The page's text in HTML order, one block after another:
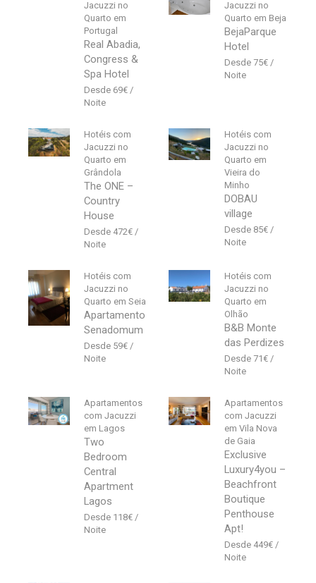
Jacuzzi no
Quarto em
Portugal
Real Abadia,
Congress &
Spa Hotel
69€
Jacuzzi no
Quarto em Beja
BejaParque
Hotel
75€
Hotéis com
Jacuzzi no
Quarto em
Grândola
The ONE –
Country
House
472€
Hotéis com
Jacuzzi no
Quarto em
Vieira do
Minho
DOBAU
village
85€
Hotéis com
Jacuzzi no
Quarto em Seia
Apartamento
Senadomum
59€
Hotéis com
Jacuzzi no
Quarto em
Olhão
B&B Monte
das Perdizes
71€
Apartamentos
com Jacuzzi
em Lagos
Two
Bedroom
Central
Apartment
Lagos
118€
Apartamentos
com Jacuzzi
em Vila Nova
de Gaia
Exclusive
Luxury4you –
Beachfront
Boutique
Penthouse
Apt!
449€